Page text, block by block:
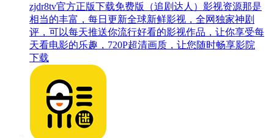
zjdr8tv官方正版下载免费版（追剧达人）影视资源那是
相当的丰富，每日更新全球新鲜影视，全网独家神剧
评，可以每天推送你流行好看的影视作品，让你享受每
天看电影的乐趣，720P超清画质，让您随时畅享影院
下载